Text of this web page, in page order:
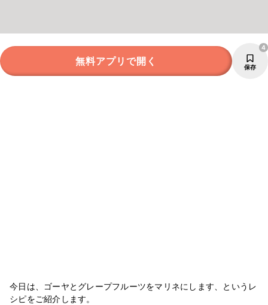
無料アプリで開く 保存
4
今日は、ゴーヤとグレープフルーツをマリネにします、というレ
シピをご紹介します。